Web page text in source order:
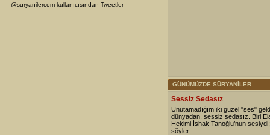
@suryanilercom kullanıcısından Tweetler
GÜNÜMÜZDE SÜRYANİLER
Sessiz Sedasız
Unutamadığım iki güzel "ses"
dünyadan, sessiz sedasız. Biri
Hekimi İshak Tanoğlu’nun
söyler...